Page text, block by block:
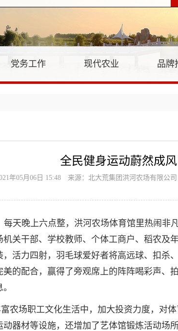
党务工作 现代农业 品牌
全民健身运动蔚然成风
年05月06日 15:48 来源：北大荒集团洪河农场有限公司
天晚上六点整，洪河农场体育馆里热闹非
关干部、学校教师、个体工商户、稻农及
活力四射，羽毛球爱好者将高远球、扣杀
的配合，赢得了旁观席上的阵阵喝彩声、
场职工文化生活中，加大投资力度，对体
动器材等设施，还增加了艺体馆锻炼活动场